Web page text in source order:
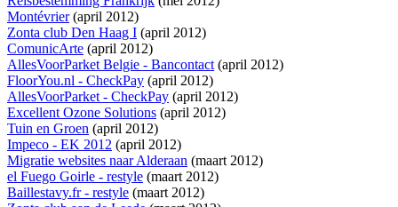
Montévrier(april 2012)
Zonta club Den Haag I (april 2012)
ComunicArte (april 2012)
AllesVoorParket Belgie - Bancontact(april 2012)
FloorYou.nl - CheckPay (april 2012)
AllesVoorParket - CheckPay (april 2012)
Excellent Ozone Solutions (april 2012)
Tuin en Groen (april 2012)
Impeco - EK 2012 (april 2012)
Migratie websites naar Alderaan (maart 2012)
el Fuego Goirle - restyle (maart 2012)
Baillestavy.fr - restyle (maart 2012)